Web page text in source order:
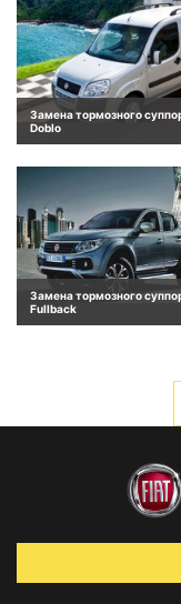
Замена тормозного
Doblo
Замена тормозного
Fullback